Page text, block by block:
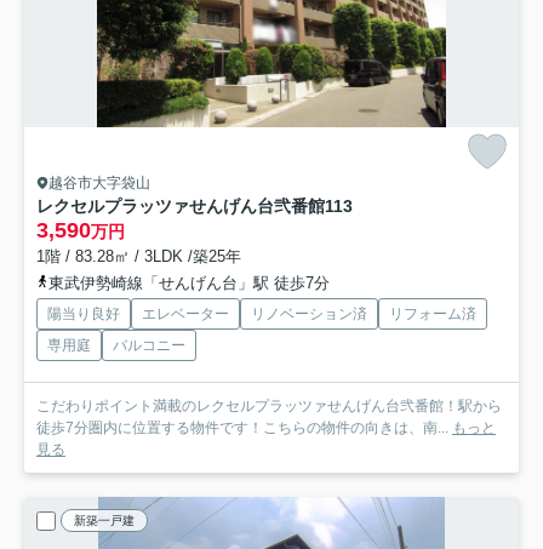
越谷市大字袋山
レクセルプラッツァせんげん台弐番館113
3,590万円
1階 / 83.28㎡ / 3LDK /築25年
東武伊勢崎線「せんげん台」駅 徒歩7分
陽当り良好 エレベーター リノベーション済
リフォーム済
専用庭
バルコニー
こだわりポイント満載のレクセルプラッツァせんげん台弐番館！駅から
徒歩7分圏内に位置する物件です！こちらの物件の向きは、南...
もっと
見る
新築一戸建